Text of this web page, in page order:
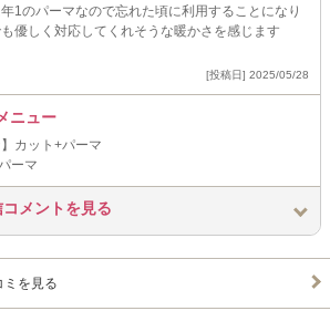
1のパーマなので忘れた頃に利用することになり
優しく対応してくれそうな暖かさを感じます
[投稿日] 2025/05/28
ニュー
カット+パーマ
ーマ
メントを見る
ミを見る